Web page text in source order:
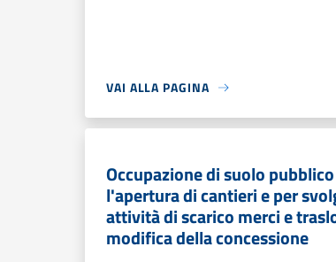
VAI ALLA PAGINA
Occupazione di suolo
l'apertura di cantieri e per
attività di scarico merci e
modifica della concessione